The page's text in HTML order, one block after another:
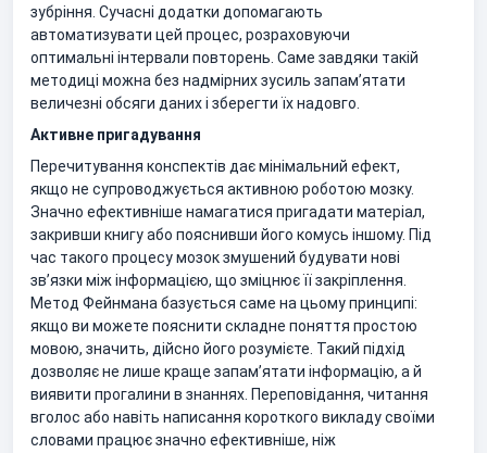
зубріння. Сучасні додатки допомагають
автоматизувати цей процес, розраховуючи
оптимальні інтервали повторень. Саме завдяки такій
методиці можна без надмірних зусиль запам’ятати
величезні обсяги даних і зберегти їх надовго.
Активне пригадування
Перечитування конспектів дає мінімальний ефект,
якщо не супроводжується активною роботою мозку.
Значно ефективніше намагатися пригадати матеріал,
закривши книгу або пояснивши його комусь іншому. Під
час такого процесу мозок змушений будувати нові
зв’язки між інформацією, що зміцнює її закріплення.
Метод Фейнмана базується саме на цьому принципі:
якщо ви можете пояснити складне поняття простою
мовою, значить, дійсно його розумієте. Такий підхід
дозволяє не лише краще запам’ятати інформацію, а й
виявити прогалини в знаннях. Переповідання, читання
вголос або навіть написання короткого викладу своїми
словами працює значно ефективніше, ніж